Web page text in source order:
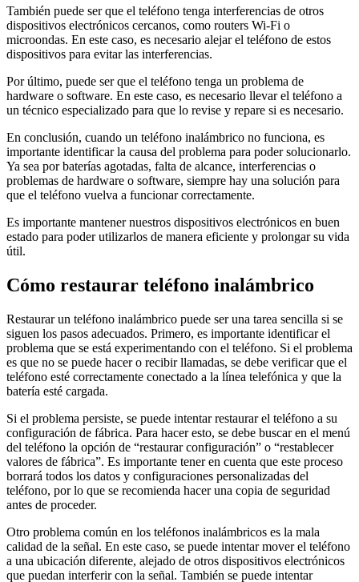
También puede ser que el teléfono tenga interferencias de otros
dispositivos electrónicos cercanos, como routers Wi-Fi o
microondas. En este caso, es necesario alejar el teléfono de estos
dispositivos para evitar las interferencias.
Por último, puede ser que el teléfono tenga un problema de
hardware o software. En este caso, es necesario llevar el teléfono a
un técnico especializado para que lo revise y repare si es necesario.
En conclusión, cuando un teléfono inalámbrico no funciona, es
importante identificar la causa del problema para poder solucionarlo.
Ya sea por baterías agotadas, falta de alcance, interferencias o
problemas de hardware o software, siempre hay una solución para
que el teléfono vuelva a funcionar correctamente.
Es importante mantener nuestros dispositivos electrónicos en buen
estado para poder utilizarlos de manera eficiente y prolongar su vida
útil.
Cómo restaurar teléfono inalámbrico
Restaurar un teléfono inalámbrico puede ser una tarea sencilla si se
siguen los pasos adecuados. Primero, es importante identificar el
problema que se está experimentando con el teléfono. Si el problema
es que no se puede hacer o recibir llamadas, se debe verificar que el
teléfono esté correctamente conectado a la línea telefónica y que la
batería esté cargada.
Si el problema persiste, se puede intentar restaurar el teléfono a su
configuración de fábrica. Para hacer esto, se debe buscar en el menú
del teléfono la opción de “restaurar configuración” o “restablecer
valores de fábrica”. Es importante tener en cuenta que este proceso
borrará todos los datos y configuraciones personalizadas del
teléfono, por lo que se recomienda hacer una copia de seguridad
antes de proceder.
Otro problema común en los teléfonos inalámbricos es la mala
calidad de la señal. En este caso, se puede intentar mover el teléfono
a una ubicación diferente, alejado de otros dispositivos electrónicos
que puedan interferir con la señal. También se puede intentar